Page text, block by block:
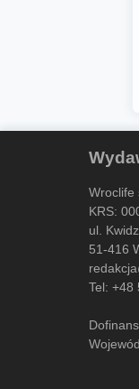
Wroclife
KRS:
ul.
51-416
Tel: +48